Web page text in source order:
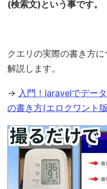
(検索文)という事です。
クエリの実際の書き方
解説します。
→ 入門！laravelでデー
の書き方(エロクワント